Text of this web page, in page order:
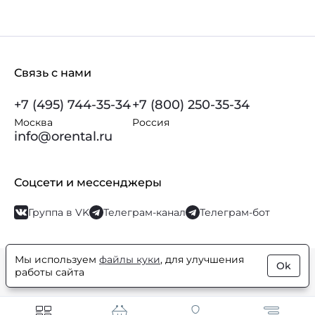
Связь с нами
+7 (495) 744-35-34
Москва
+7 (800) 250-35-34
Россия
info@orental.ru
Соцсети и мессенджеры
Группа в VK Телеграм-канал Телеграм-бот
© Orental.ru 2007–2026Интернет-магазин парфюмерии и
косметики
Мы используем файлы куки, для улучшения
работы сайта
Ok